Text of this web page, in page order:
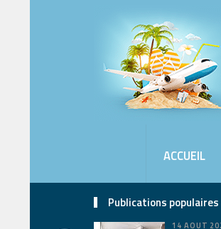
ACCUEIL
Publications populaires
14 AOÛT